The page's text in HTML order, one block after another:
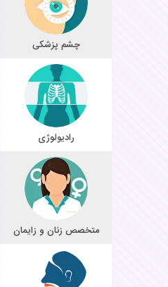
چشم پزشکی
رادیولوژی
متخصص زنان و زایمان